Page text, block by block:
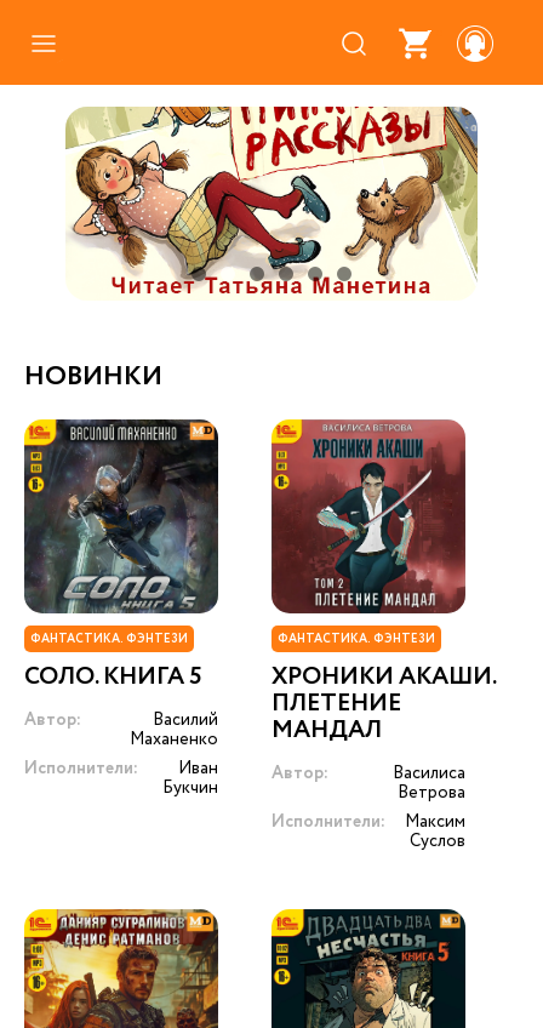
Каталог
Где купить
Про аудиокниги
НОВИНКИ
ФАНТАСТИКА. ФЭНТЕЗИ
СОЛО. КНИГА 5
Автор:
Василий
Маханенко
Исполнители:
Иван
Букчин
ФАНТАСТИКА. ФЭНТЕЗИ
ХРОНИКИ АКАШИ.
ПЛЕТЕНИЕ
МАНДАЛ
Автор:
Василиса
Ветрова
Исполнители:
Максим
Суслов